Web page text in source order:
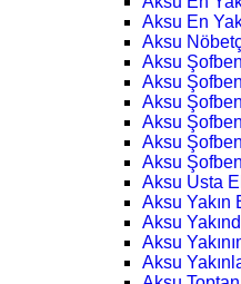
Aksu En
Aksu
Aksu
Aksu
Aksu
Aksu
Aksu
Aksu
Aksu Usta
Aksu Yakın
Aksu
Aksu
Aksu